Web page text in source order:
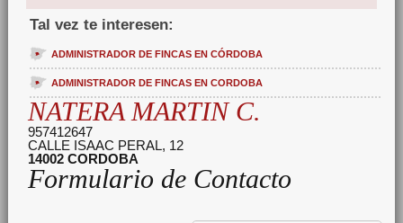
Tal vez te interesen:
ADMINISTRADOR DE FINCAS EN CÓRDOBA
ADMINISTRADOR DE FINCAS EN CORDOBA
NATERA MARTIN C.
957412647
CALLE ISAAC PERAL, 12
14002 CORDOBA
Formulario de Contacto